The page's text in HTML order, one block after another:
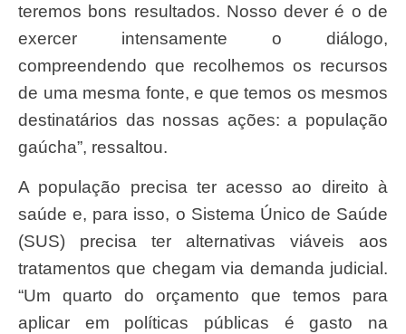
teremos bons resultados. Nosso dever é o de
exercer intensamente o diálogo,
compreendendo que recolhemos os recursos
de uma mesma fonte, e que temos os mesmos
destinatários das nossas ações: a população
gaúcha”, ressaltou.
A população precisa ter acesso ao direito à
saúde e, para isso, o Sistema Único de Saúde
(SUS) precisa ter alternativas viáveis aos
tratamentos que chegam via demanda judicial.
“Um quarto do orçamento que temos para
aplicar em políticas públicas é gasto na